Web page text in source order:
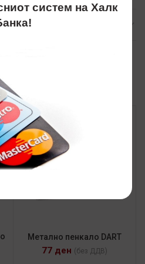
Метално пенкало DART
77 ден (без ДДВ)
систем на Халк